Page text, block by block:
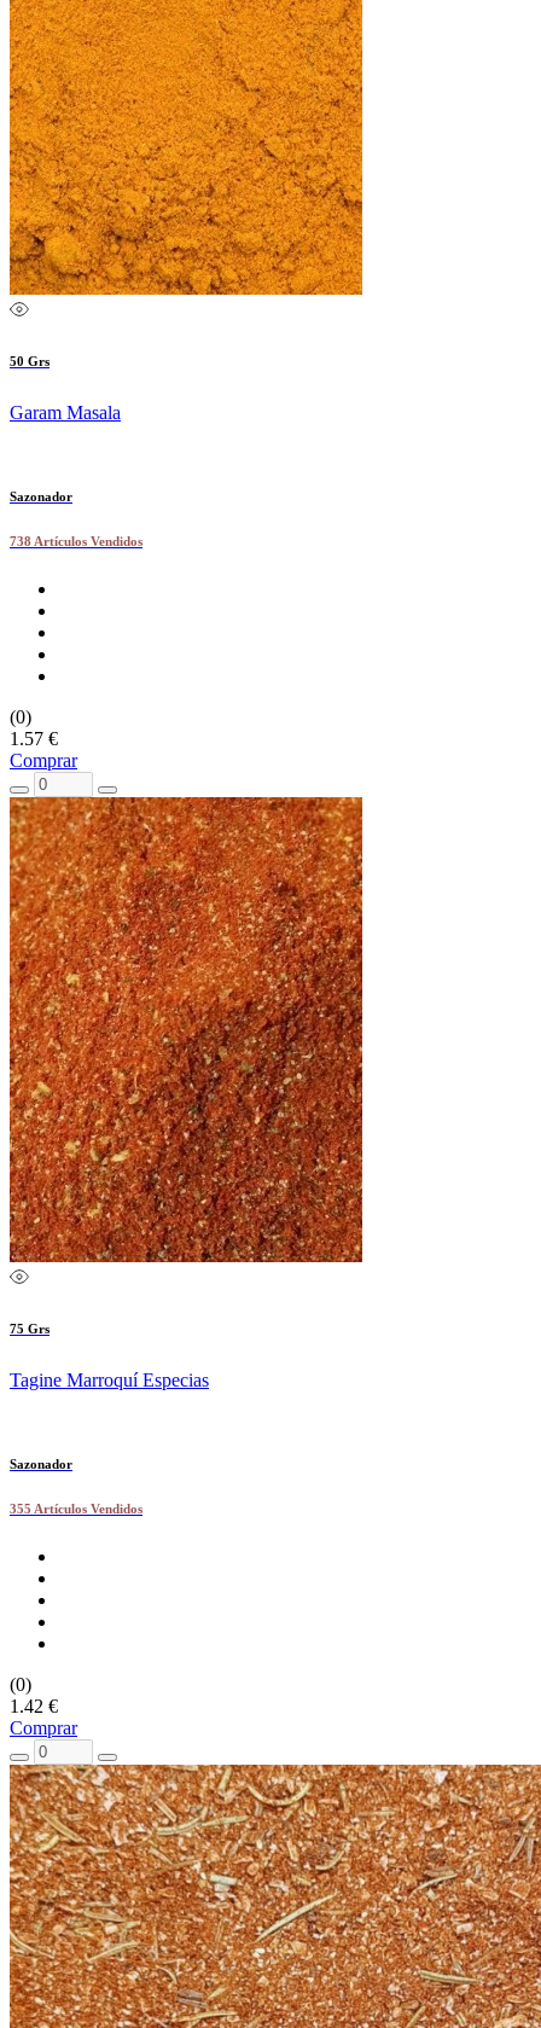
50 Grs
Garam Masala
Sazonador
738 Artículos Vendidos
(0)
1.57 €
Comprar
75 Grs
Tagine Marroquí Especias
Sazonador
355 Artículos Vendidos
(0)
1.42 €
Comprar